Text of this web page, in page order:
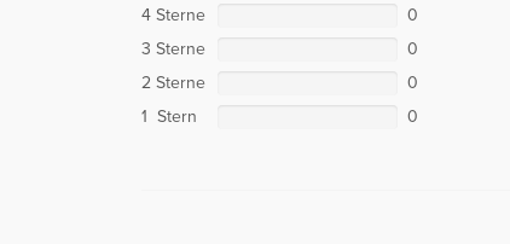
4 Sterne
0
3 Sterne
0
2 Sterne
0
1 Stern
0